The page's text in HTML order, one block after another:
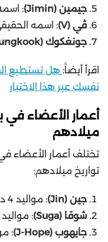
جيمين (Jimin)
:
ڤي (V)
: اسمه
جونغكوك (Jungkook)
اقرأ أيضاً:هل تستطيع
نفسك عبر هذا الاختبار
ميلادهم
تواريخ ميلادهم:
جين (Jin)
: مواليد 4 ديسمبر 1992.
شوقا (Suga)
: مواليد 9 مارس 1993.
جايهوب (J-Hope)
: مواليد